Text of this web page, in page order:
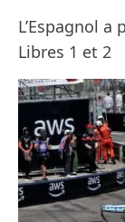
L’Espagnol
Libres 1 et 2